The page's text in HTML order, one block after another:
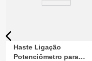
Haste Ligação
Potenciômetro para